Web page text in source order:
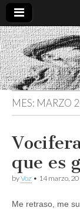
Comunicación,
Locucion y
Producción
Audiovisual
MES: MARZO
que es
byVoz • 14 marzo,
Me retraso, me